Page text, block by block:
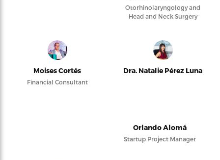
Otorhinolaryngology and
Head and Neck Surgery
Moises Cortés
Financial Consultant
Dra. Natalie Pérez Luna
Orlando Alomá
Startup Project Manager